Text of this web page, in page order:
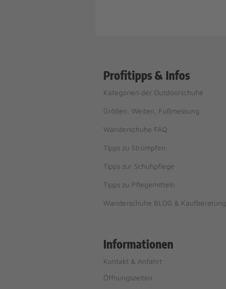
Profitipps & Infos
Kategorien der Outdoorschuhe
Größen, Weiten, Fußmessung
Wanderschuhe FAQ
Tipps zu Strümpfen
Tipps zur Schuhpflege
Tipps zu Pflegemitteln
Wanderschuhe BLOG & Kaufberatung
Informationen
Kontakt & Anfahrt
Öffnungszeiten